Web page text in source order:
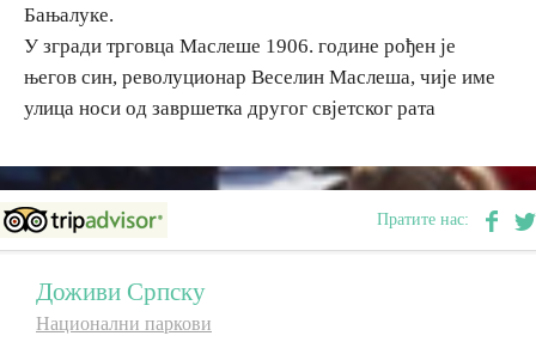
Бањалуке.
У згради трговца Маслеше 1906. године рођен је
његов син, револуционар Веселин Маслеша, чије име
улица носи од завршетка другог свјетског рата
Пратите нас:
Доживи Српску
Национални паркови